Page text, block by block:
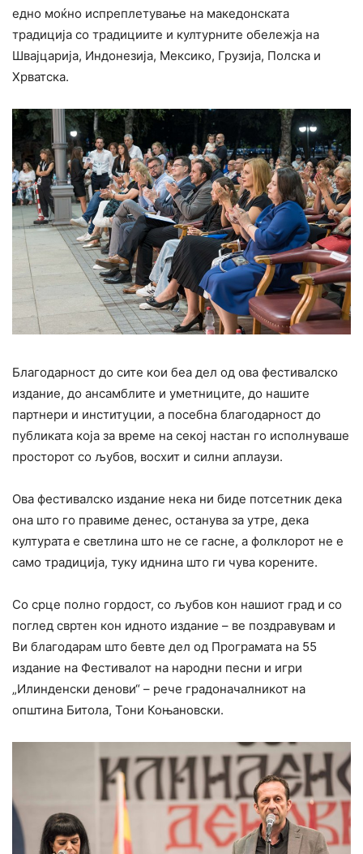
едно моќно испреплетување на македонската
традиција со традициите и културните обележја на
Швајцарија, Индонезија, Мексико, Грузија, Полска и
Хрватска.
Благодарност до сите кои беа дел од ова фестивалско
издание, до ансамблите и уметниците, до нашите
партнери и институции, а посебна благодарност до
публиката која за време на секој настан го исполнуваше
просторот со љубов, восхит и силни аплаузи.
Ова фестивалско издание нека ни биде потсетник дека
она што го правиме денес, останува за утре, дека
културата е светлина што не се гасне, а фолклорот не е
само традиција, туку иднина што ги чува корените.
Со срце полно гордост, со љубов кон нашиот град и со
поглед свртен кон идното издание – ве поздравувам и
Ви благодарам што бевте дел од Програмата на 55
издание на Фестивалот на народни песни и игри
„Илинденски денови“ – рече градоначалникот на
општина Битола, Тони Коњановски.